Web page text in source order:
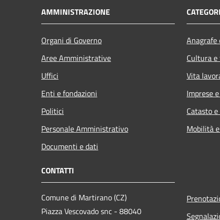
AMMINISTRAZIONE
Organi di Governo
Aree Amministrative
Uffici
Enti e fondazioni
Politici
Personale Amministrativo
Documenti e dati
Cultura
Vita
Imprese
Catasto
Mobilità
CONTATTI
Comune di Martirano (CZ)
Piazza Vescovado snc - 88040